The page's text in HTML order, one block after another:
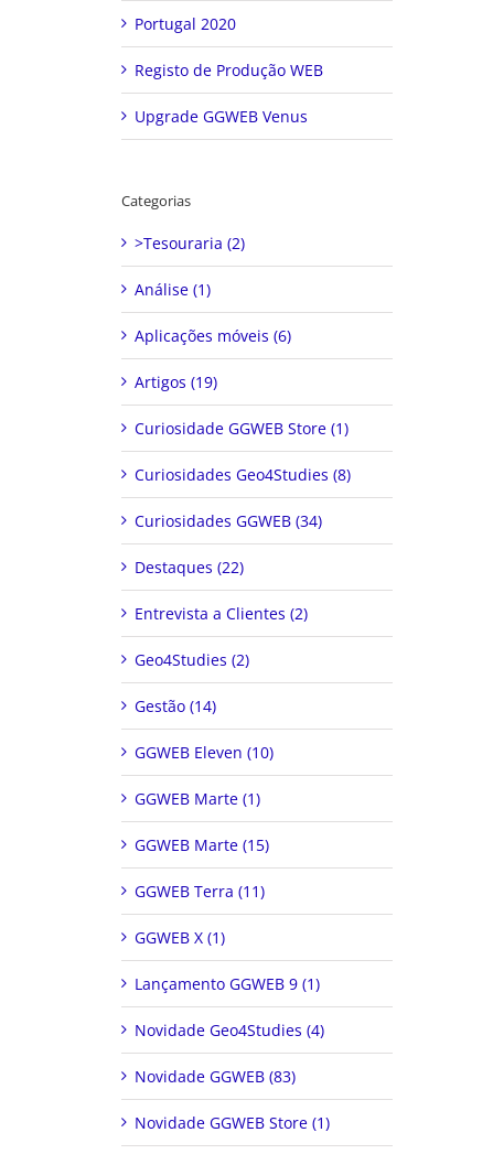
Portugal 2020
Registo de Produção WEB
Upgrade GGWEB Venus
Categorias
>Tesouraria (2)
Análise (1)
Aplicações móveis (6)
Artigos (19)
Curiosidade GGWEB Store (1)
Curiosidades Geo4Studies (8)
Curiosidades GGWEB (34)
Destaques (22)
Entrevista a Clientes (2)
Geo4Studies (2)
Gestão (14)
GGWEB Eleven (10)
GGWEB Marte (1)
GGWEB Marte (15)
GGWEB Terra (11)
GGWEB X (1)
Lançamento GGWEB 9 (1)
Novidade Geo4Studies (4)
Novidade GGWEB (83)
Novidade GGWEB Store (1)